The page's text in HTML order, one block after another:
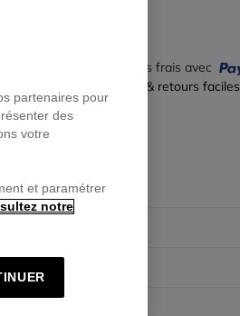
Payez en 4 fois sans frais avec
🔒Paiement sécurisé & retours faciles
DESCRIPTION
partenaires pour
des
votre
et paramétrer
notre